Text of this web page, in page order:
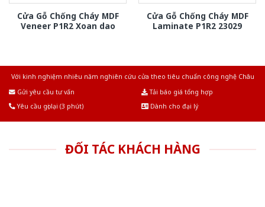
Cửa Gỗ Chống Cháy MDF
Veneer P1R2 Xoan dao
Cửa Gỗ Chống Cháy MDF
Laminate P1R2 23029
Với kinh nghiệm nhiêu năm nghiên cứu cửa theo tiêu chuẩn công nghệ Châu
Gửi yêu cầu tư vấn
Tải báo giá tổng hợp
Yêu cầu gọi lại (3 phút)
Dành cho đại lý
ĐỐI TÁC KHÁCH HÀNG